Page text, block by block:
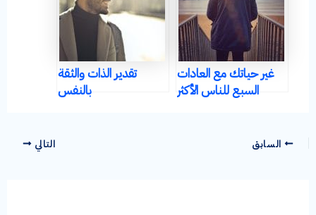
غير حياتك مع العادات
السبع للناس الأكثر
تقدير الذات والثقة
بالنفس
السابق التالي